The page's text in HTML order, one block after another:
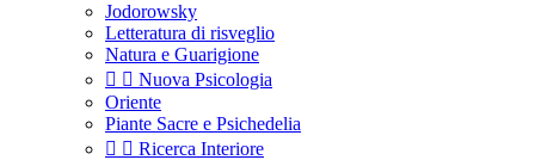
Jodorowsky
Letteratura di risveglio
Natura e Guarigione
  Nuova Psicologia
Oriente
Piante Sacre e Psichedelia
  Ricerca Interiore